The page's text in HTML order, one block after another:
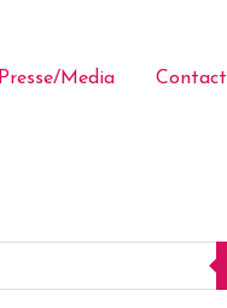
Presse/Media Contact